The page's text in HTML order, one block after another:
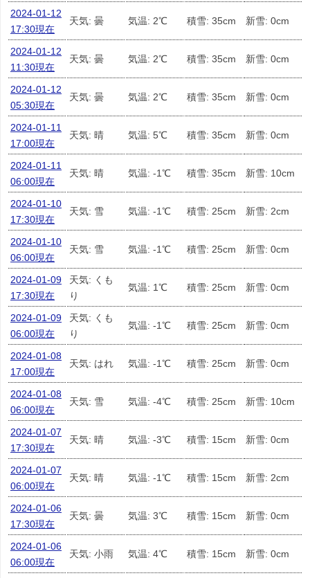
2024-01-12
17:30現在
天気: 曇 気温: 2℃ 積雪: 35cm 新雪: 0cm
2024-01-12
11:30現在
天気: 曇 気温: 2℃ 積雪: 35cm 新雪: 0cm
2024-01-12
05:30現在
天気: 曇 気温: 2℃ 積雪: 35cm 新雪: 0cm
2024-01-11
17:00現在
天気: 晴 気温: 5℃ 積雪: 35cm 新雪: 0cm
2024-01-11
06:00現在
天気: 晴 気温: -1℃ 積雪: 35cm 新雪: 10cm
2024-01-10
17:30現在
天気: 雪 気温: -1℃ 積雪: 25cm 新雪: 2cm
2024-01-10
06:00現在
天気: 雪 気温: -1℃ 積雪: 25cm 新雪: 0cm
2024-01-09
17:30現在
天気: くも
り
気温: 1℃ 積雪: 25cm 新雪: 0cm
2024-01-09
06:00現在
天気: くも
り
気温: -1℃ 積雪: 25cm 新雪: 0cm
2024-01-08
17:00現在
天気: はれ 気温: -1℃ 積雪: 25cm 新雪: 0cm
2024-01-08
06:00現在
天気: 雪 気温: -4℃ 積雪: 25cm 新雪: 10cm
2024-01-07
17:30現在
天気: 晴 気温: -3℃ 積雪: 15cm 新雪: 0cm
2024-01-07
06:00現在
天気: 晴 気温: -1℃ 積雪: 15cm 新雪: 2cm
2024-01-06
17:30現在
天気: 曇 気温: 3℃ 積雪: 15cm 新雪: 0cm
2024-01-06
06:00現在
天気: 小雨 気温: 4℃ 積雪: 15cm 新雪: 0cm